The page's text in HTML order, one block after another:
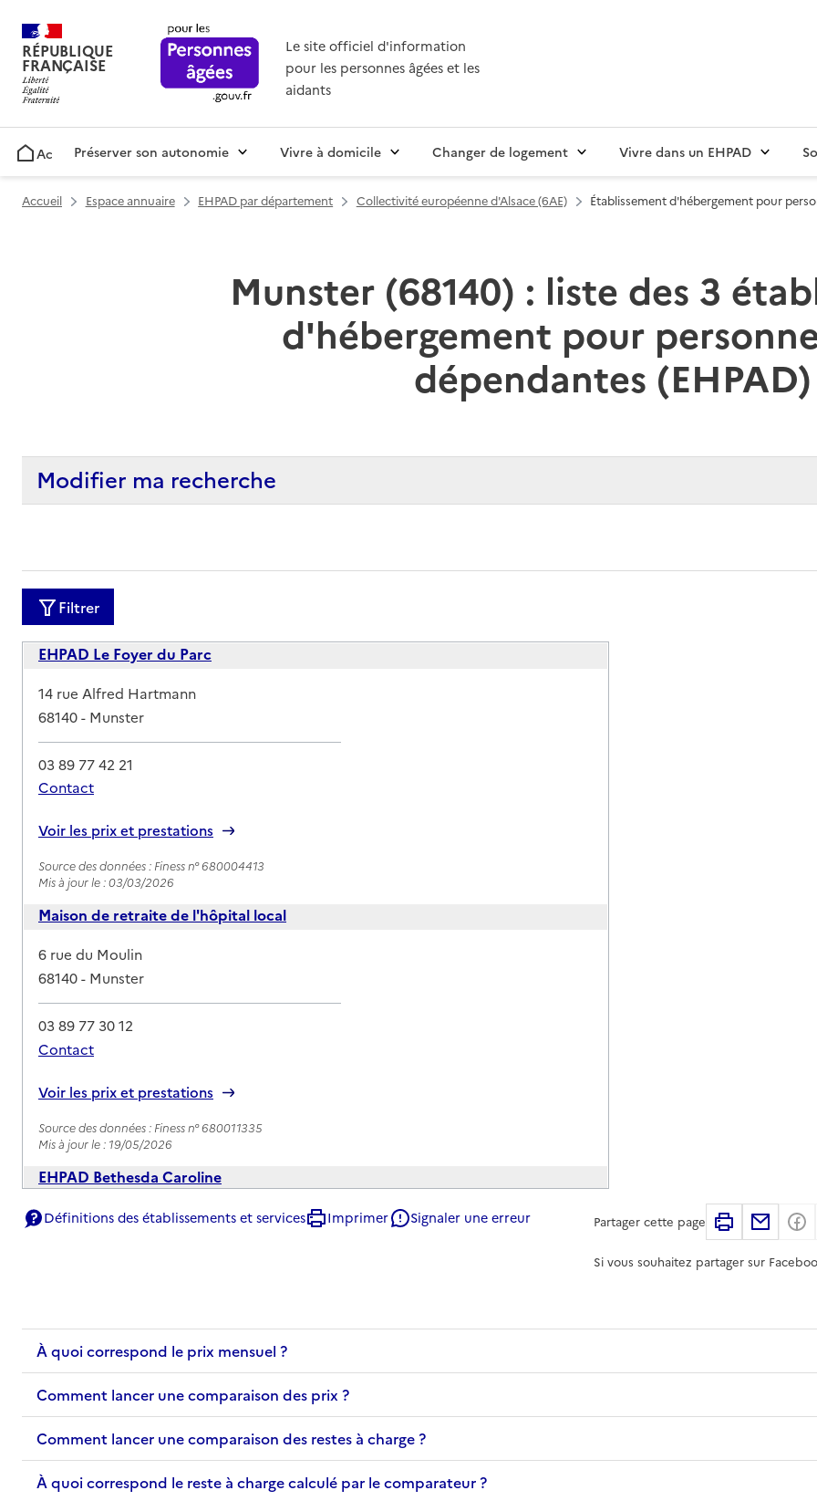
RÉPUBLIQUE
FRANÇAISE
Le site officiel d'information
pour les personnes âgées et les
aidants
AccueilPréserver son autonomie Vivre à domicile Changer de logement Vivre dans un EHPAD
Accueil Espace annuaire EHPAD par département Collectivité européenne d'Alsace (6AE) Établissement d'hébergement pour
Munster (68140) : liste des 3
d'hébergement pour
dépendantes (EHPAD)
Modifier ma recherche
Filtrer
EHPAD Le Foyer du Parc
Adresse
14 rue Alfred Hartmann
68140- Munster
03 89 77 42 21
Contact
Voir les prix et prestations
Source des données : Finess n° 680004413
Mis à jour le : 03/03/2026
Maison de retraite de l'hôpital local
Adresse
6 rue du Moulin
68140- Munster
03 89 77 30 12
Contact
Voir les prix et prestations
Source des données : Finess n° 680011335
Mis à jour le : 19/05/2026
EHPAD Bethesda Caroline
Adresse
20 rue du Gal de Lattre de Tassigny
Rapport HAS
Voir les prix et prestations
Définitions des établissements et services Imprimer Signaler une erreur Partager cette page Imprimer
Si vous souhaitez partager sur
À quoi correspond le prix mensuel ?
Comment lancer une comparaison des prix ?
Comment lancer une comparaison des restes à charge ?
À quoi correspond le reste à charge calculé par le comparateur ?